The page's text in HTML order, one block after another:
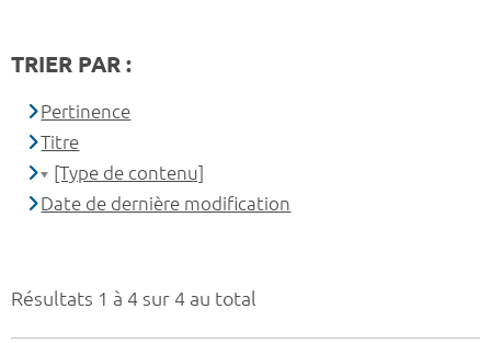
Résultats 1 à 4 sur 4 au total
TRIER PAR :
Pertinence
Titre
[Type de contenu]
Date de dernière modification